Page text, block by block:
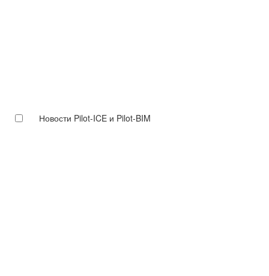
Новости Pilot-ICE и Pilot-BIM